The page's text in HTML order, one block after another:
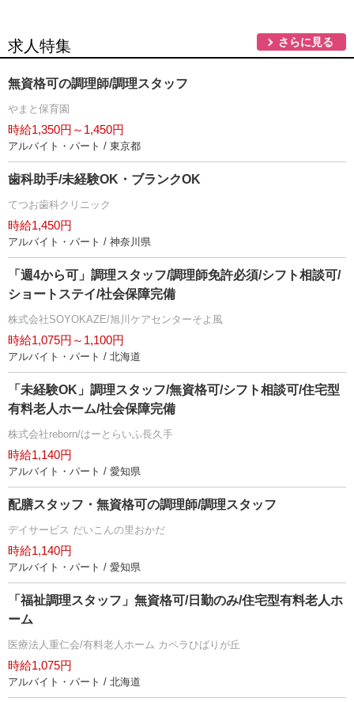
求人特集 さらに見る
無資格可の調理師/調理スタッフ
まと保育園
時給1,350円～1,450円
アルバイト・パート / 東京都
歯科助手/未経験OK・ブランクOK
てつお歯科クリニック
時給1,450円
アルバイト・パート / 神奈川県
「週4から可」調理スタッフ/調理師免許必須/シフト相談可/
ショートステイ/社会保障完備
株式会社SOYOKAZE/旭川ケアセンターそよ風
時給1,075円～1,100円
アルバイト・パート / 北海道
「未経験OK」調理スタッフ/無資格可/シフト相談可/住宅型
有料老人ホーム/社会保障完備
株式会社reborn/はーとらいふ長久手
時給1,140円
アルバイト・パート / 愛知県
配膳スタッフ・無資格可の調理師/調理スタッフ
デイサービス だいこんの里おかだ
時給1,140円
アルバイト・パート / 愛知県
「福祉調理スタッフ」無資格可/日勤のみ/住宅型有料老人ホ
ーム
医療法人重仁会/有料老人ホーム カペラひばりが丘
時給1,075円
アルバイト・パート / 北海道